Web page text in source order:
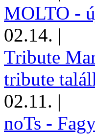
MOLTO -
02.14. |
Tribute
tribute
02.11. |
noTs -